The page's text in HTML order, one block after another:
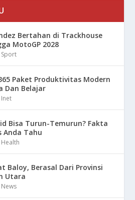
Bertahan di Trackhouse
MotoGP 2028
Sport
Paket Produktivitas Modern
Dan Belajar
Inet
Bisa Turun-Temurun? Fakta
Anda Tahu
Health
Baloy, Berasal Dari Provinsi
Utara
News